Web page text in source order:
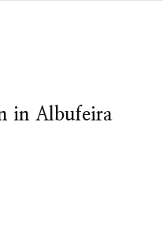
in Albufeira